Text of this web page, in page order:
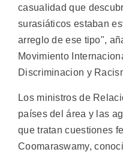
casualidad que
surasiáticos estaban
arreglo de ese tipo",
Movimiento
Discriminacion y
Los ministros de
países del área y las
que tratan cuestiones
Coomaraswamy,